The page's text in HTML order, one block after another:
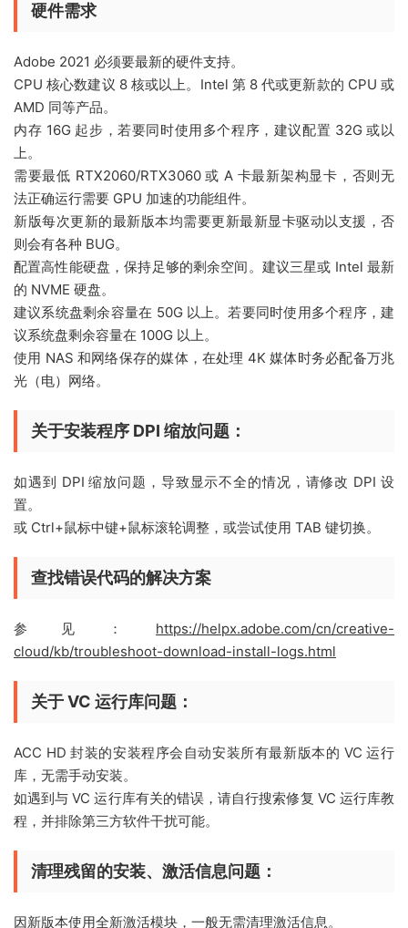
硬件需求
Adobe 2021 必须要最新的硬件支持。
CPU 核心数建议 8 核或以上。Intel 第 8 代或更新款的 CPU 或
AMD 同等产品。
内存 16G 起步，若要同时使用多个程序，建议配置 32G 或以
上。
需要最低 RTX2060/RTX3060 或 A 卡最新架构显卡，否则无
法正确运行需要 GPU 加速的功能组件。
新版每次更新的最新版本均需要更新最新显卡驱动以支援，否
则会有各种 BUG。
配置高性能硬盘，保持足够的剩余空间。建议三星或 Intel 最新
的 NVME 硬盘。
建议系统盘剩余容量在 50G 以上。若要同时使用多个程序，建
议系统盘剩余容量在 100G 以上。
使用 NAS 和网络保存的媒体，在处理 4K 媒体时务必配备万兆
光（电）网络。
关于安装程序 DPI 缩放问题：
如遇到 DPI 缩放问题，导致显示不全的情况，请修改 DPI 设
置。
或 Ctrl+鼠标中键+鼠标滚轮调整，或尝试使用 TAB 键切换。
查找错误代码的解决方案
参见： https://helpx.adobe.com/cn/creative-
cloud/kb/troubleshoot-download-install-logs.html
关于 VC 运行库问题：
ACC HD 封装的安装程序会自动安装所有最新版本的 VC 运行
库，无需手动安装。
如遇到与 VC 运行库有关的错误，请自行搜索修复 VC 运行库教
程，并排除第三方软件干扰可能。
清理残留的安装、激活信息问题：
因新版本使用全新激活模块，一般无需清理激活信息。